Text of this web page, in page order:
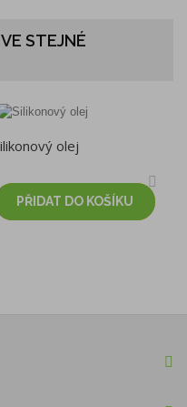
STEJNÉ
olej
PŘIDAT DO KOŠÍKU